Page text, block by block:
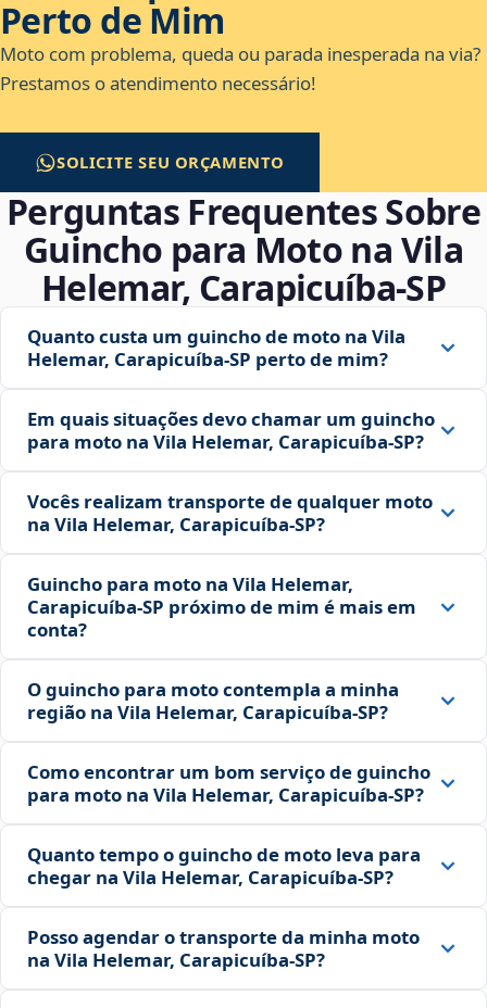
Perto de Mim
Moto com problema, queda ou parada inesperada na via?
Prestamos o atendimento necessário!
SOLICITE SEU ORÇAMENTO
Perguntas Frequentes Sobre
Guincho para Moto na Vila
Helemar, Carapicuíba‑SP
Quanto custa um guincho de moto na Vila
Helemar, Carapicuíba‑SP perto de mim?
Em quais situações devo chamar um guincho
para moto na Vila Helemar, Carapicuíba‑SP?
Vocês realizam transporte de qualquer moto
na Vila Helemar, Carapicuíba‑SP?
Guincho para moto na Vila Helemar,
Carapicuíba‑SP próximo de mim é mais em
conta?
O guincho para moto contempla a minha
região na Vila Helemar, Carapicuíba‑SP?
Como encontrar um bom serviço de guincho
para moto na Vila Helemar, Carapicuíba‑SP?
Quanto tempo o guincho de moto leva para
chegar na Vila Helemar, Carapicuíba‑SP?
Posso agendar o transporte da minha moto
na Vila Helemar, Carapicuíba‑SP?